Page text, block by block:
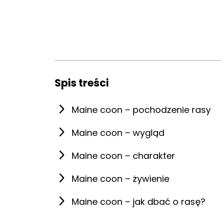
Spis treści
Maine coon – pochodzenie rasy
Maine coon – wygląd
Maine coon – charakter
Maine coon – żywienie
Maine coon – jak dbać o rasę?